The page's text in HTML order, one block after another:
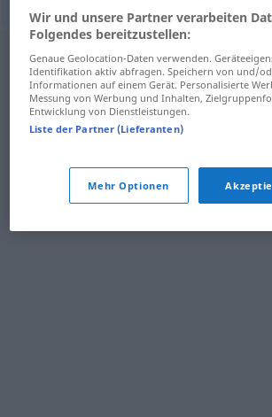
Wir und unsere Partner verarbeiten
Folgendes bereitzustellen:
Genaue Geolocation-Daten verwenden.
Identifikation aktiv abfragen. Speichern von und/
Informationen auf einem Gerät. Personalisierte
Messung von Werbung und Inhalten,
Entwicklung von Dienstleistungen.
Liste der Partner (Lieferanten)
Mehr Optionen